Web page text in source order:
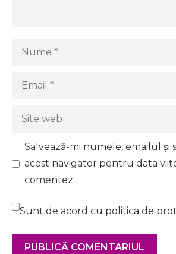
Nume
Email
Site
Salvează-mi numele, emailul și
acest navigator pentru data
comentez.
Sunt de acord cu politica de